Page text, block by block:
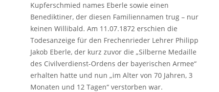
Kupferschmied names Eberle sowie einen
Benediktiner, der diesen Familiennamen trug – nur
keinen Willibald. Am 11.07.1872 erschien die
Todesanzeige für den Frechenrieder Lehrer Philipp
Jakob Eberle, der kurz zuvor die „Silberne Medaille
des Civilverdienst-Ordens der bayerischen Armee“
erhalten hatte und nun „im Alter von 70 Jahren, 3
Monaten und 12 Tagen“ verstorben war.